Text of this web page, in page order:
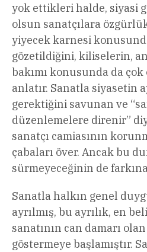
yok ettikleri halde, siyasi
olsun sanatçılara özgürlük
yiyecek karnesi
gözetildiğini, kiliselerin,
bakımı konusunda da
anlatır. Sanatla siyasetin
gerektiğini savunan ve
düzenlemelere direnir”
sanatçı camiasının
çabaları över. Ancak bu
sürmeyeceğinin de
Sanatla halkın genel
ayrılmış, bu ayrılık, en
sanatının can damarı
göstermeye başlamıştır.